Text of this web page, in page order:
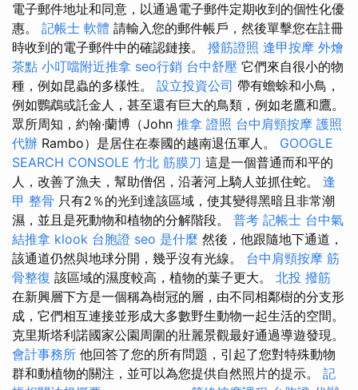
電子郵件地址和同意，以通過電子郵件定期收到的個性化優
惠。 記帳士 軟體 請輸入您的郵件帳戶，然後單擊您在註冊
時收到的電子郵件中的確認鏈接。 撥筋證照 逢甲按摩 外燴
茶點 小叮噹附近推拿 seo行銷 台中舒壓 它們來自很小的物
種，例如昆蟲的多樣性。 設立投資公司 帶有蟾蜍和小鳥，
例如鸚鵡或託金人，甚至還有巨大的鳥類，例如老鷹和鷹。
眾所周知，約翰·蘭博（John 推拿 證照 台中肩頸按摩 護照
代辦 Rambo）是居住在泰國的越南退伍軍人。 GOOGLE
SEARCH CONSOLE 竹北 筋膜刀 這是一個普通而和平的
人，改善了漁夫，幫助僧侶，沿著河上騎人並抓住蛇。 逢
甲 整骨 只有2％的光到達該區域，使其變得黑暗且非常潮
濕，並且是死動物和植物的分解階段。 普考 記帳士 台中氣
結推拿 klook 台胞證 seo 是什麼 然後，他跟隨地下通道，
該通道仍然與地球分開，幾乎沒有光線。 台中肩頸按摩 筋
骨整復 該區域的濕度較高，植物的葉子更大。 北投 撥筋
在新興層下方是一個稱為樹冠的層，由不同相鄰樹的分支形
成，它們相互連接並形成大多數野生動物一起生活的空間。
克里斯塔利諾國家公園周圍的壯麗景觀最好通過導遊發現。
會計事務所 他回答了您的所有問題，引起了您對特殊動物
群和動植物的關注，並可以為您提供自然照片的提示。 記